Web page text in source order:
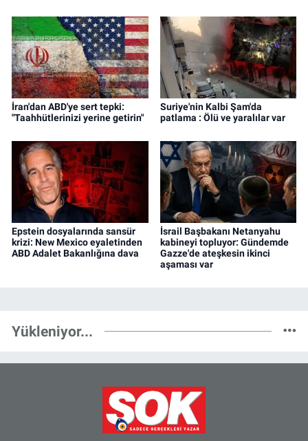
İran'dan ABD'ye sert tepki:
"Taahhütlerinizi yerine getirin"
Suriye'nin Kalbi Şam'da
patlama : Ölü ve yaralılar var
Epstein dosyalarında sansür
krizi: New Mexico eyaletinden
ABD Adalet Bakanlığına dava
İsrail Başbakanı Netanyahu
kabineyi topluyor: Gündemde
Gazze'de ateşkesin ikinci
aşaması var
Yükleniyor...